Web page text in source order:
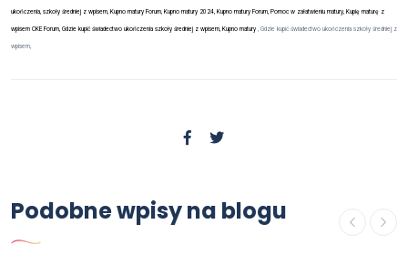
ukończenia, szkoły średniej z wpisem, Kupno matury Forum, Kupno matury 2024, Kupno matury Forum, Pomoc w załatwieniu matury, Kupię maturę z
wpisem CKE Forum, Gdzie kupić świadectwo ukończenia szkoły średniej z wpisem, Kupno matury , Gdzie kupić świadectwo ukończenia szkoły średniej z
wpisem,
Podobne wpisy na blogu
dyplom lekarza, Kupie dyplom
inżyniera Kupię dyplom magistra
z wpisem, kupie mature z wpisem